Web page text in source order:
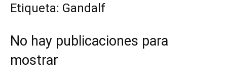
Etiqueta: Gandalf
No hay publicaciones para
mostrar